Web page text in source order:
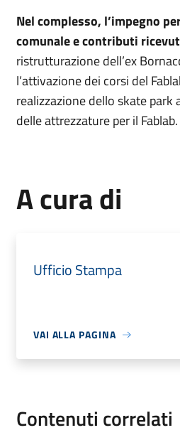
Nel complesso, l’impegno
comunale e contributi
ristrutturazione dell’ex
l’attivazione dei corsi del
realizzazione dello skate park
delle attrezzature per il Fablab.
A cura di
Ufficio Stampa
VAI ALLA PAGINA
Contenuti correlati